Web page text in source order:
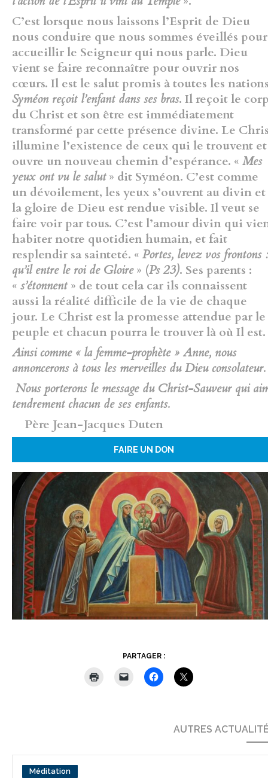
C’est lorsque nous laissons l’Esprit de Dieu
nous conduire que nous sommes éveillés pour
accueillir le Seigneur qui nous parle. Dieu
vient se faire reconnaître pour ouvrir nos
cœurs. Il est le salut promis à toutes les
Syméon reçoit l’enfant dans ses bras. Il reçoit le
du Christ et son être est immédiatement
transformé par cette présence divine. Le
illumine l’existence de ceux qui le trouvent et
ouvre un nouveau chemin d’espérance. « Mes
yeux ont vu le salut» dit Syméon. C’est comme
un dévoilement, les yeux s’ouvrent au divin et
la gloire de Dieu est rendue visible. Il veut se
faire voir par tous. C’est l’amour divin qui
habiter notre quotidien humain, et fait
resplendir sa sainteté. « Portes, levez vos frontons :
qu’il entre le roi de Gloire» (Ps 23). Ses parents :
« s’étonnent » de tout cela car ils connaissent
aussi la réalité difficile de la vie de chaque
jour. Le Christ est la promesse attendue par le
peuple et chacun pourra le trouver là où Il est.
Ainsi comme « la femme-prophète » Anne, nous
annoncerons à tous les merveilles du Dieu consolateur.
Nous porterons le message du Christ-Sauveur qui
tendrement chacun de ses enfants.
Père Jean-Jacques Duten
FAIRE UN DON
PARTAGER :
AUTRES
Méditation